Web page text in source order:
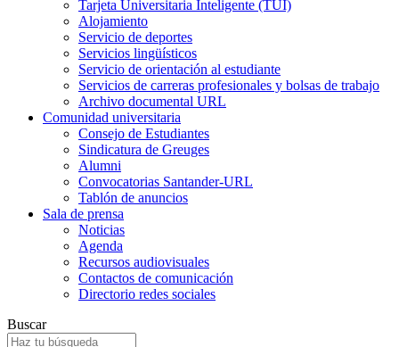
Tarjeta Universitaria Inteligente (TUI)
Alojamiento
Servicio de deportes
Servicios lingüísticos
Servicio de orientación al estudiante
Servicios de carreras profesionales y bolsas de trabajo
Archivo documental URL
Comunidad universitaria
Consejo de Estudiantes
Sindicatura de Greuges
Alumni
Convocatorias Santander-URL
Tablón de anuncios
Sala de prensa
Noticias
Agenda
Recursos audiovisuales
Contactos de comunicación
Directorio redes sociales
Buscar